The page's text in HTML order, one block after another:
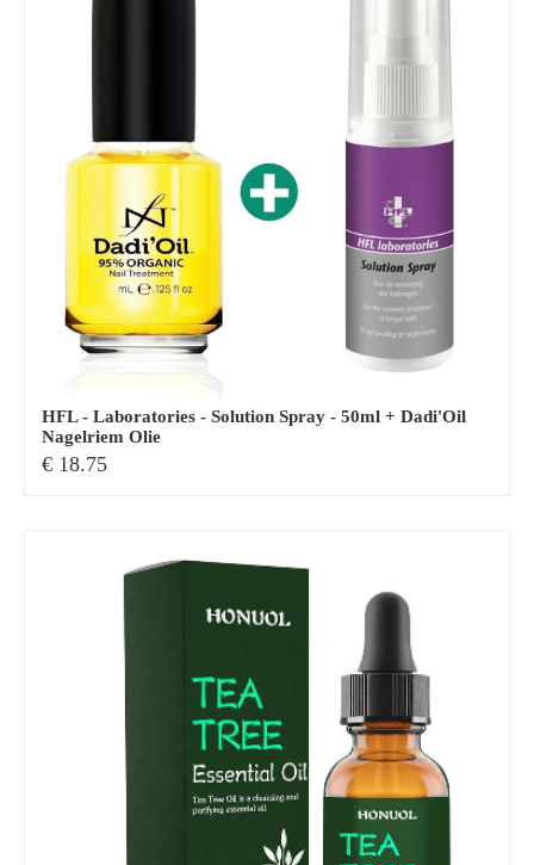
Zoeken
HFL - Laboratories - Solution Spray - 50ml + Dadi'Oil
Nagelriem Olie
€ 18.75